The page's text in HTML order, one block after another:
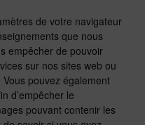
de votre navigateur
que nous
empêcher de pouvoir
sur nos sites web ou
pouvez également
d’empêcher le
pouvant contenir les